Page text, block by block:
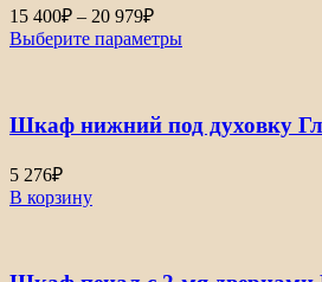
15 400₽ – 20 979₽Диапазон
цен:
15
20
Выберите параметры
Шкаф нижний под духовку
5 276₽
В корзину